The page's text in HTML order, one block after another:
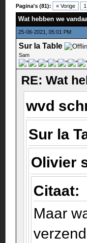
Pagina's (81): « Vorige 1
Wat hebben we
25-06-2021, 05:01 PM
Sur la Table
Sam
RE: Wat
wvd
Sur la
Olivier
Citaat:
Maar